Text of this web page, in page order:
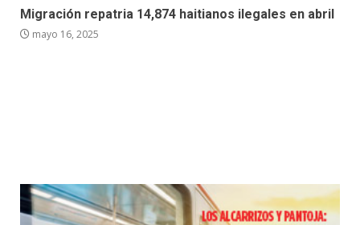
Migración repatria 14,874 haitianos ilegales en abril
mayo 16, 2025